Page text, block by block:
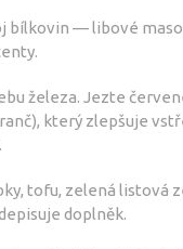
bílkovin — libové
železa. Jezte
který zlepšuje
tofu, zelená listová
doplněk.